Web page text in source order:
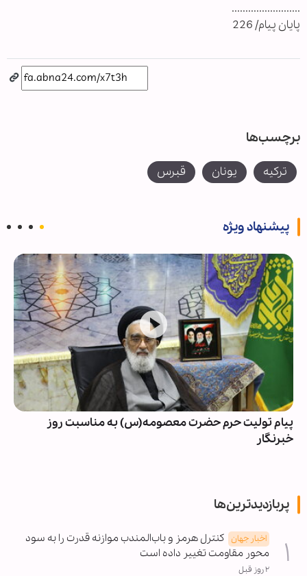
.........................
پایان پیام/ 226
برچسب‌ها
ترکیه یونان قبرس
پیشنهاد ویژه
پیام تولیت حرم حضرت معصومه(س) به مناسبت روز
خبرنگار
پربازدیدترین‌ها
اخبار جهان کنترل هرمز و باب‌المندب موازنه قدرت را به سود
محور مقاومت تغییر داده است
۲ روز قبل